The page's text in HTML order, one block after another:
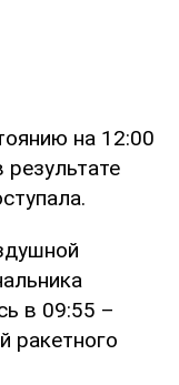
на 12:00
в 09:55 –
ракетного